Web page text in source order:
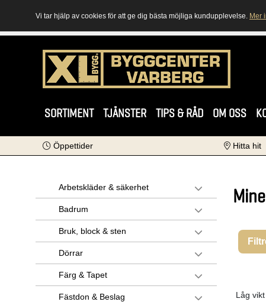
Vi tar hjälp av cookies för att ge dig bästa möjliga kundupplevelse. Mer
SORTIMENT TJÄNSTER TIPS & RÅD OM OSS
Öppettider Hitta hit
Arbetskläder & säkerhet
Badrum
Bruk, block & sten
Dörrar
Färg & Tapet
Fästdon & Beslag Låg